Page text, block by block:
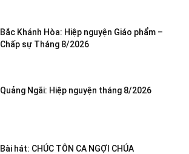
Bắc Khánh Hòa: Hiệp nguyện Giáo phẩm –
Chấp sự Tháng 8/2026
Quảng Ngãi: Hiệp nguyện tháng 8/2026
Bài hát: CHÚC TÔN CA NGỢI CHÚA